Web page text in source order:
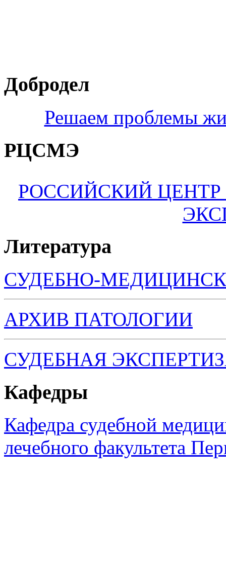
Добродел
Решаем проблемы
РЦСМЭ
РОССИЙСКИЙ
Литература
СУДЕБНО-
АРХИВ ПАТОЛОГИИ
СУДЕБНАЯ
Кафедры
Кафедра судебной
лечебного факультета